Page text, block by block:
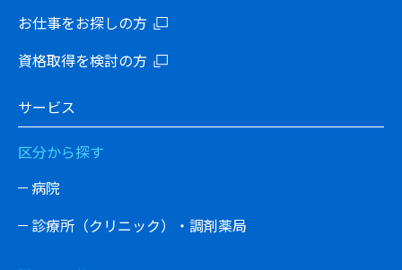
お仕事をお探しの方
資格取得を検討の方
サービス
区分から探す
病院
診療所（クリニック）・調剤薬局